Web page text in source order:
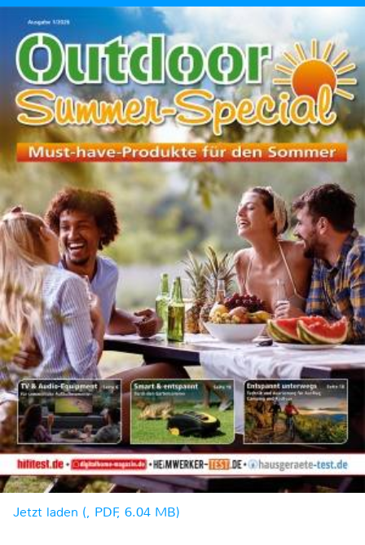
Jetzt laden (, PDF, 6.04 MB)